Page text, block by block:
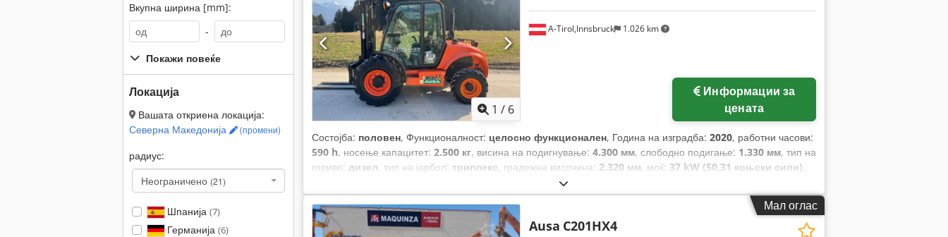
Вкупна ширина [mm]:
-
Покажи повеќе
Локација
Вашата откриена локација:
Северна Македонија
(промени)
радиус:
Неограничено (21)
Шпанија (7)
Германија (6)
1 / 6
A-Tirol,Innsbruck 1.026 km
цената
Состојба: половен, Функционалност: целосно функционален, Година на изградба: 2020, работни часови:
590 h, носење капацитет: 2.500 кг, висина на подигнување: 4.300 мм, слободно подигање: 1.330 мм, тип на
гориво: дизел, тип на јарбол: триплекс, градежна височина: 2.320 мм, моќ: 37 kW (50,31 коњски сили),
, должина на вилушките:
вкупна должина:4.240 мм, тип на погон:Diesel, градежна ширина:1.800 мм,
Мал оглас
Ausa C201HX4